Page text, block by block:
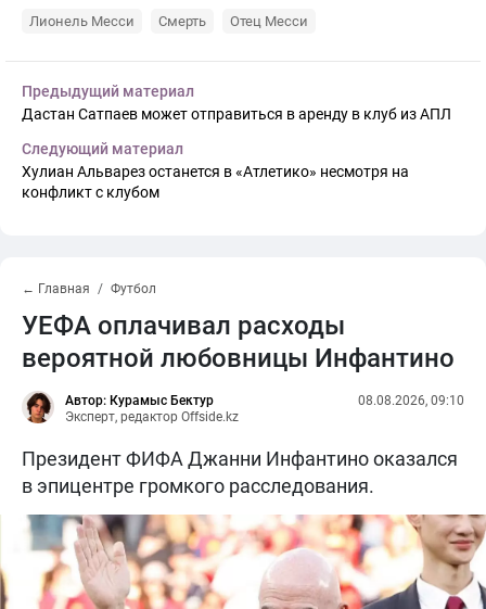
Лионель Месси Смерть Отец Месси
Предыдущий материал
Дастан Сатпаев может отправиться в аренду в клуб из АПЛ
Следующий материал
Хулиан Альварез останется в «Атлетико» несмотря на
конфликт с клубом
← Главная Футбол
УЕФА оплачивал расходы
вероятной любовницы Инфантино
Автор: Курамыс Бектур
Эксперт, редактор Offside.kz
08.08.2026, 09:10
Президент ФИФА Джанни Инфантино оказался
в эпицентре громкого расследования.